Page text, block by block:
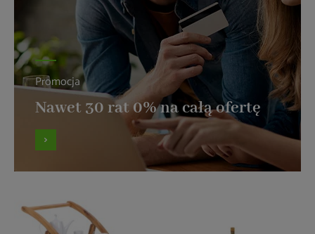
Promocja
Nawet 30 rat 0% na całą ofertę